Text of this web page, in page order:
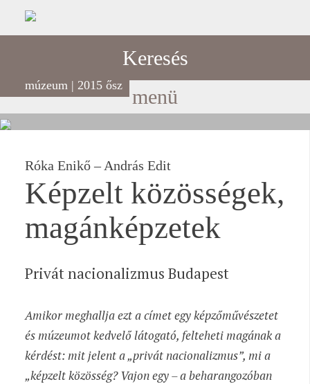
Keresés
menü
múzeum | 2015 ősz
Róka Enikő – András Edit
Képzelt közösségek,
magánképzetek
Privát nacionalizmus Budapest
Amikor meghallja ezt a címet egy képzőművészetet
és múzeumot kedvelő látogató, felteheti magának a
kérdést: mit jelent a „privát nacionalizmus”, mi a
„képzelt közösség? Vajon egy – a beharangozóban